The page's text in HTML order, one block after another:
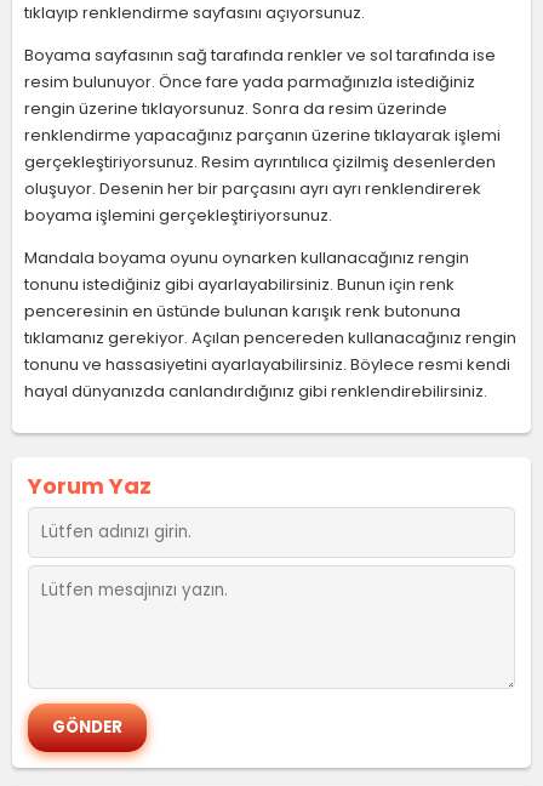
tıklayıp renklendirme sayfasını açıyorsunuz.
Boyama sayfasının sağ tarafında renkler ve sol tarafında ise
resim bulunuyor. Önce fare yada parmağınızla istediğiniz
rengin üzerine tıklayorsunuz. Sonra da resim üzerinde
renklendirme yapacağınız parçanın üzerine tıklayarak işlemi
gerçekleştiriyorsunuz. Resim ayrıntılıca çizilmiş desenlerden
oluşuyor. Desenin her bir parçasını ayrı ayrı renklendirerek
boyama işlemini gerçekleştiriyorsunuz.
Mandala boyama oyunu oynarken kullanacağınız rengin
tonunu istediğiniz gibi ayarlayabilirsiniz. Bunun için renk
penceresinin en üstünde bulunan karışık renk butonuna
tıklamanız gerekiyor. Açılan pencereden kullanacağınız rengin
tonunu ve hassasiyetini ayarlayabilirsiniz. Böylece resmi kendi
hayal dünyanızda canlandırdığınız gibi renklendirebilirsiniz.
Yorum Yaz